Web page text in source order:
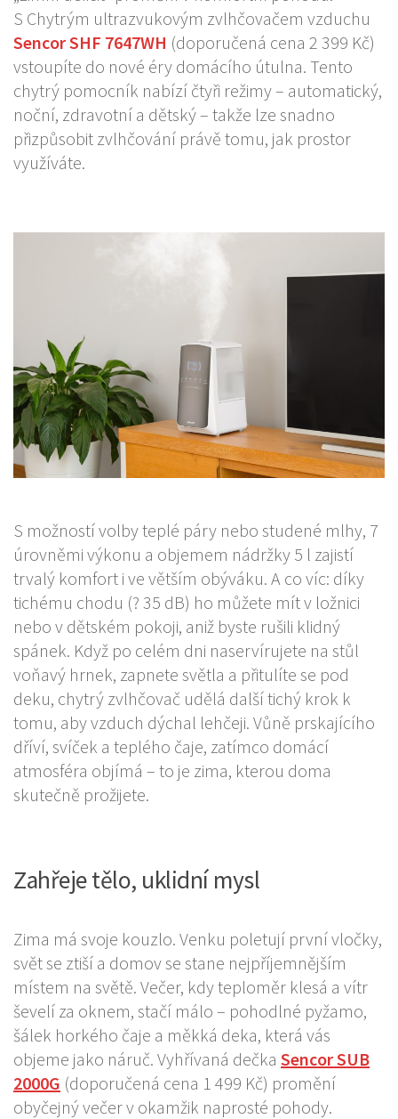
S Chytrým ultrazvukovým zvlhčovačem vzduchu
Sencor SHF 7647WH (doporučená cena 2 399 Kč)
vstoupíte do nové éry domácího útulna. Tento
chytrý pomocník nabízí čtyři režimy – automatický,
noční, zdravotní a dětský – takže lze snadno
přizpůsobit zvlhčování právě tomu, jak prostor
využíváte.
S možností volby teplé páry nebo studené mlhy, 7
úrovněmi výkonu a objemem nádržky 5 l zajistí
trvalý komfort i ve větším obýváku. A co víc: díky
tichému chodu (? 35 dB) ho můžete mít v ložnici
nebo v dětském pokoji, aniž byste rušili klidný
spánek. Když po celém dni naservírujete na stůl
voňavý hrnek, zapnete světla a přitulíte se pod
deku, chytrý zvlhčovač udělá další tichý krok k
tomu, aby vzduch dýchal lehčeji. Vůně prskajícího
dříví, svíček a teplého čaje, zatímco domácí
atmosféra objímá – to je zima, kterou doma
skutečně prožijete.
Zahřeje tělo, uklidní mysl
Zima má svoje kouzlo. Venku poletují první vločky,
svět se ztiší a domov se stane nejpříjemnějším
místem na světě. Večer, kdy teploměr klesá a vítr
ševelí za oknem, stačí málo – pohodlné pyžamo,
šálek horkého čaje a měkká deka, která vás
objeme jako náruč. Vyhřívaná dečka SencorSUB
2000G (doporučená cena 1 499 Kč) promění
obyčejný večer v okamžik naprosté pohody.